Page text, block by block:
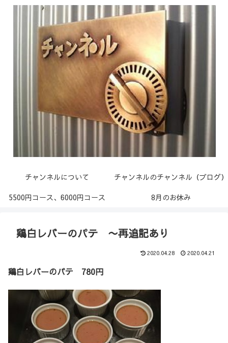
チャンネルについて
チャンネルのチャンネル（ブログ）
5500円コース、6000円コース
8月のお休み
鶏白レバーのパテ 〜再追記あり
2020.04.28 2020.04.21
鶏白レバーのパテ 780円